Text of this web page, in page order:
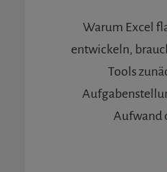
Warum Excel
entwickeln,
Tools
Aufwand